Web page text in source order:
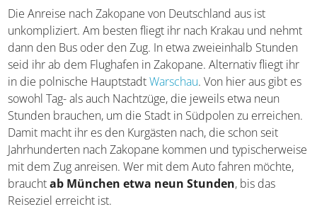
Die Anreise nach Zakopane von Deutschland aus ist
unkompliziert. Am besten fliegt ihr nach Krakau und nehmt
dann den Bus oder den Zug. In etwa zweieinhalb Stunden
seid ihr ab dem Flughafen in Zakopane. Alternativ fliegt ihr
in die polnische HauptstadtWarschau. Von hier aus gibt es
sowohl Tag- als auch Nachtzüge, die jeweils etwa neun
Stunden brauchen, um die Stadt in Südpolen zu erreichen.
Damit macht ihr es den Kurgästen nach, die schon seit
Jahrhunderten nach Zakopane kommen und typischerweise
mit dem Zug anreisen. Wer mit dem Auto fahren möchte,
brauchtab München etwa neun Stunden, bis das
Reiseziel erreicht ist.